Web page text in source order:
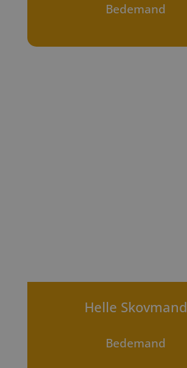
Bedemand
Helle Skovmand
Bedemand